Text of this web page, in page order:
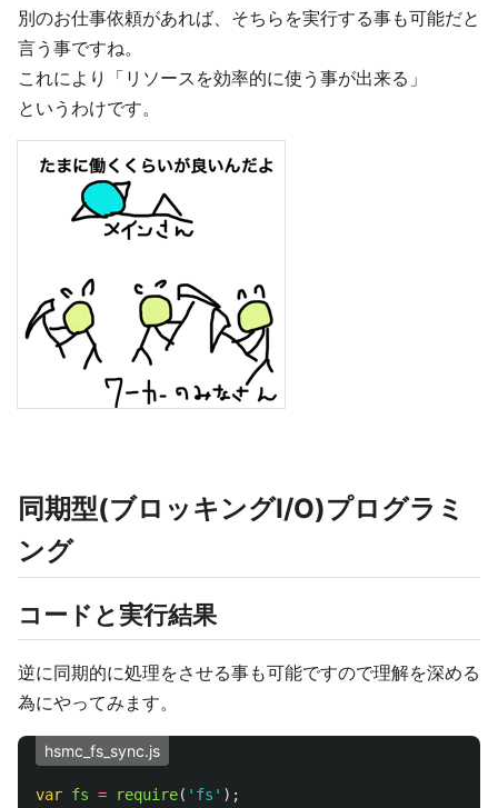
別のお仕事依頼があれば、そちらを実行する事も可能だと
言う事ですね。
これにより「リソースを効率的に使う事が出来る」
というわけです。
同期型(ブロッキングI/O)プログラミ
ング
コードと実行結果
逆に同期的に処理をさせる事も可能ですので理解を深める
為にやってみます。
hsmc_fs_sync.js
var fs = require( ' fs ' );